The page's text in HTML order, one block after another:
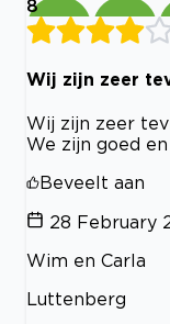
8
Wij zijn zeer
Wij zijn zeer
We zijn goed
Beveelt aan
28 February
Wim en Carla
Luttenberg